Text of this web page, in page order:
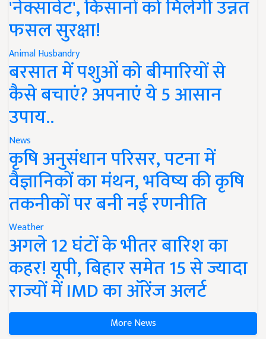
'नेक्सावेट', किसानों को मिलेगी उन्नत
फसल सुरक्षा!
Animal Husbandry
बरसात में पशुओं को बीमारियों से
कैसे बचाएं? अपनाएं ये 5 आसान
उपाय..
News
कृषि अनुसंधान परिसर, पटना में
वैज्ञानिकों का मंथन, भविष्य की कृषि
तकनीकों पर बनी नई रणनीति
Weather
अगले 12 घंटों के भीतर बारिश का
कहर! यूपी, बिहार समेत 15 से ज्यादा
राज्यों में IMD का ऑरेंज अलर्ट
More News